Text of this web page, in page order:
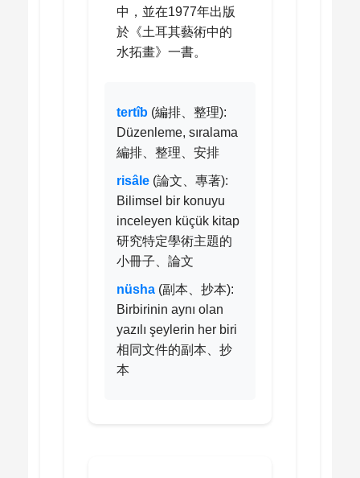
中，並在1977年出版
於《土耳其藝術中的
水拓畫》一書。
tertîb (編排、整理):
Düzenleme, sıralama
編排、整理、安排
risâle (論文、專著):
Bilimsel bir konuyu
inceleyen küçük kitap
研究特定學術主題的
小冊子、論文
nüsha (副本、抄本):
Birbirinin aynı olan
yazılı şeylerin her biri
相同文件的副本、抄
本